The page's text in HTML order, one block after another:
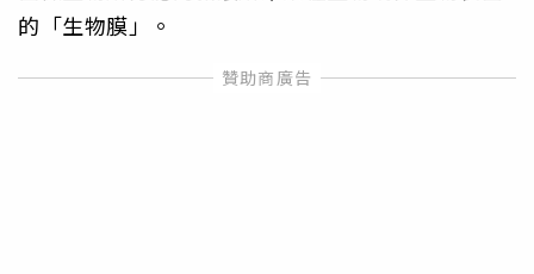
的「生物膜」。